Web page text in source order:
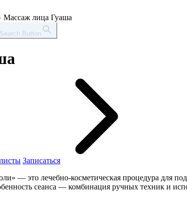
Массаж лица Гуаша
Search Button
Записаться
— это лечебно-косметическая процедура для
сеанса — комбинация ручных техник и